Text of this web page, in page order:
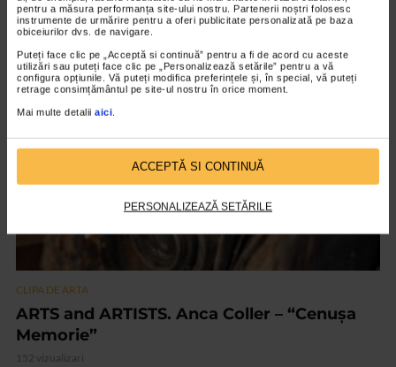
pentru a măsura performanța site-ului nostru. Partenerii noștri folosesc
instrumente de urmărire pentru a oferi publicitate personalizată pe baza
obiceiurilor dvs. de navigare.
Puteți face clic pe „Acceptă si continuă” pentru a fi de acord cu aceste
utilizări sau puteți face clic pe „Personalizează setările” pentru a vă
configura opțiunile. Vă puteți modifica preferințele și, în special, vă puteți
retrage consimțământul pe site-ul nostru în orice moment.
Mai multe detalii aici.
ACCEPTĂ SI CONTINUĂ
PERSONALIZEAZĂ SETĂRILE
Nicolae Tonitza – Pictor al copiilor
139 vizualizari
VIDEO
CLIPA DE ARTA
ARTS and ARTISTS. Anca Coller – “Cenușa
Memorie”
152 vizualizari